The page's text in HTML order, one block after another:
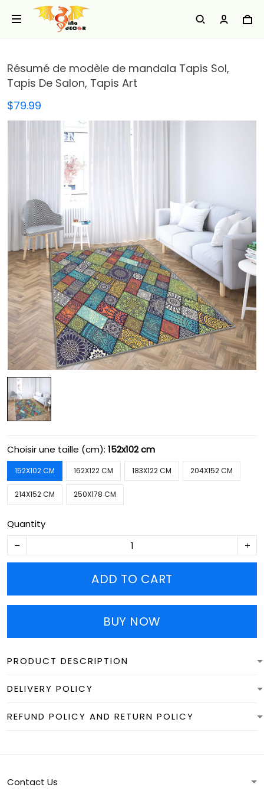
Résumé de modèle de mandala Tapis Sol,
Tapis De Salon, Tapis Art
$79.99
Choisir une taille (cm): 152x102 cm
152X102 CM 162X122 CM 183X122 CM 204X152 CM
214X152 CM 250X178 CM
Quantity
ADD TO CART
BUY NOW
PRODUCT DESCRIPTION
DELIVERY POLICY
REFUND POLICY AND RETURN POLICY
Contact Us